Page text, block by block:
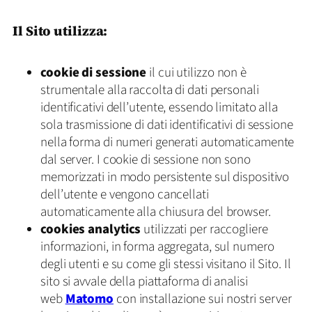
Il Sito utilizza:
cookie di sessioneil cui utilizzo non è
strumentale alla raccolta di dati personali
identificativi dell’utente, essendo limitato alla
sola trasmissione di dati identificativi di sessione
nella forma di numeri generati automaticamente
dal server. I cookie di sessione non sono
memorizzati in modo persistente sul dispositivo
dell’utente e vengono cancellati
automaticamente alla chiusura del browser.
cookies analytics utilizzati per raccogliere
informazioni, in forma aggregata, sul numero
degli utenti e su come gli stessi visitano il Sito. Il
sito si avvale della piattaforma di analisi
webMatomocon installazione sui nostri server